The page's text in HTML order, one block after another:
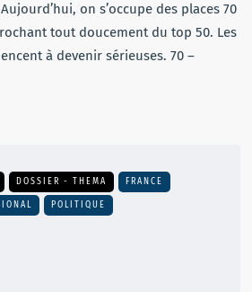
on s’occupe des places 70
tout doucement du top 50. Les
à devenir sérieuses. 70 –
DOSSIER - THEMA FRANCE
POLITIQUE